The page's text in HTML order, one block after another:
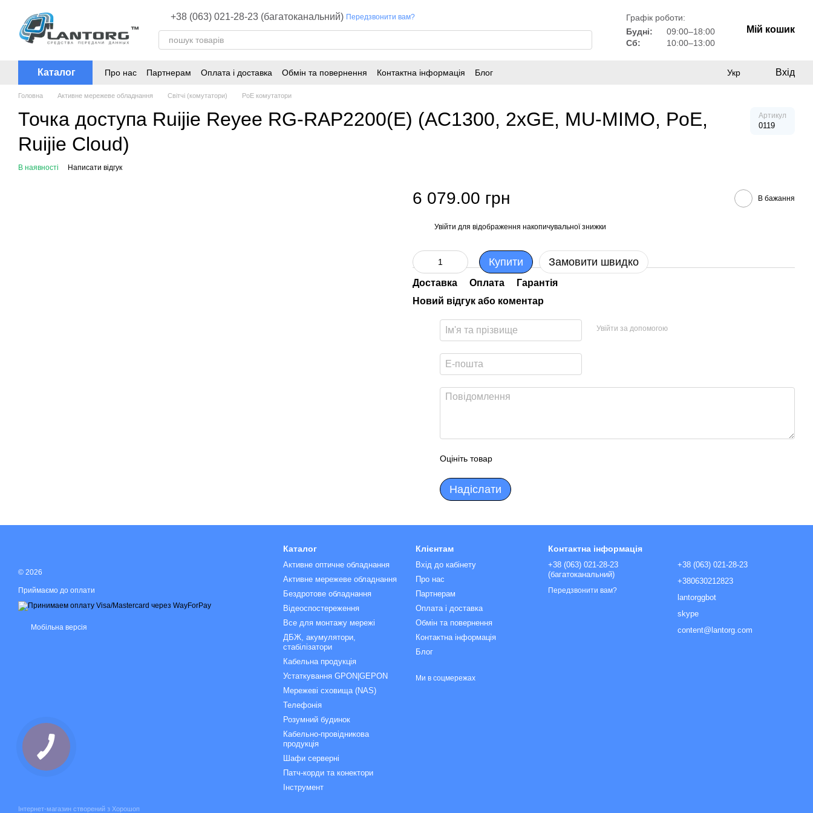
+38 (063) 021-28-23 (багатоканальний) Передзвонити вам?
Графік роботи:
Будні:
09:00–18:00
Сб:
10:00–13:00
Мій кошик
Каталог Про нас Партнерам Оплата і доставка Обмін та повернення Контактна інформація Блог Укр Вхід
Головна Активне мережеве обладнання Світчі (комутатори) PoE комутатори
Точка доступа Ruijie Reyee RG-RAP2200(E) (AC1300, 2xGE, MU-MIMO, PoE,
Ruijie Cloud)
Артикул
0119
В наявності Написати відгук
6 079.00 грн В бажання
Увійти для відображення накопичувальної знижки
Купити Замовити швидко
Доставка Оплата
Гарантія
Новий відгук або коментар
Увійти за допомогою
Оцініть товар
Надіслати
© 2026
Приймаємо до оплати
Мобільна версія
Інтернет-магазин створений з Хорошоп
Каталог
Активне оптичне обладнання
Активне мережеве обладнання
Бездротове обладнання
Відеоспостереження
Все для монтажу мережі
ДБЖ, акумулятори,
стабілізатори
Кабельна продукція
Устаткування GPON|GEPON
Мережеві сховища (NAS)
Телефонія
Розумний будинок
Кабельно-провідникова
продукція
Шафи серверні
Патч-корди та конектори
Інструмент
Клієнтам
Вхід до кабінету
Про нас
Партнерам
Оплата і доставка
Обмін та повернення
Контактна інформація
Блог
Ми в соцмережах
Контактна інформація
+38 (063) 021-28-23
(багатоканальний)
Передзвонити вам?
+38 (063) 021-28-23
+380630212823
lantorggbot
skype
content@lantorg.com